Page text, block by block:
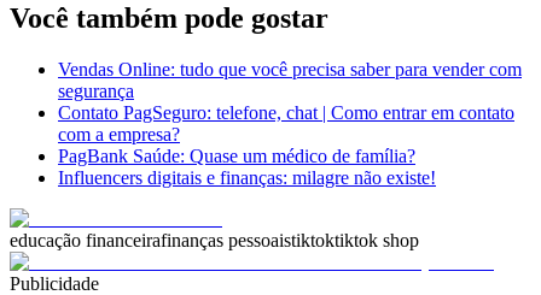
Você também pode gostar
Vendas Online: tudo que você precisa saber para vender com
segurança
Contato PagSeguro: telefone, chat | Como entrar em contato
com a empresa?
PagBank Saúde: Quase um médico de família?
Influencers digitais e finanças: milagre não existe!
educação financeirafinanças pessoaistiktoktiktok shop
Publicidade